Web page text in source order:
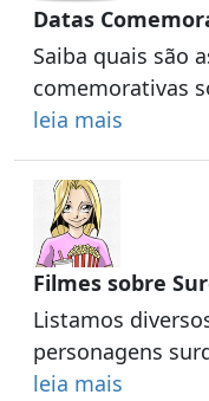
Datas
Saiba quais são
comemorativas
leia mais
Filmes sobre
Listamos
personagens
leia mais